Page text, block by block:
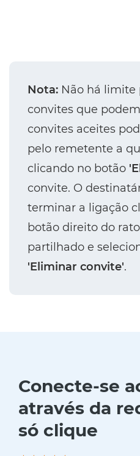
Nota: Não há limite
convites que
convites aceites
pelo remetente a
clicando no botão
convite. O
terminar a ligação
botão direito do
partilhado e
'Eliminar convite'.
Conecte-se
através da
só clique